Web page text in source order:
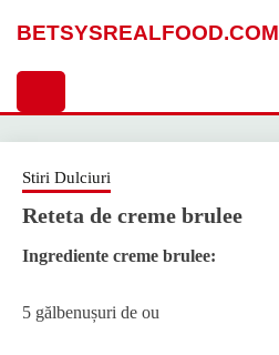
BETSYSREALFOOD.COM
Stiri Dulciuri
Reteta de creme brulee
Ingrediente creme brulee:
5 gălbenușuri de ou